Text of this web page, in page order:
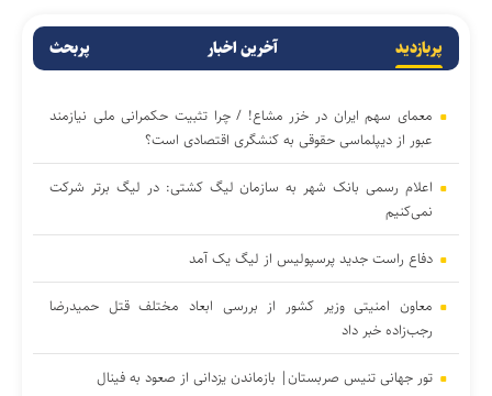
پربازدید آخرین اخبار پربحث
معمای سهم ایران در خزر مشاع! / چرا تثبیت حکمرانی ملی نیازمند
عبور از دیپلماسی حقوقی به کنشگری اقتصادی است؟
اعلام رسمی بانک شهر به سازمان لیگ کشتی: در لیگ برتر شرکت
نمی‌کنیم
دفاع راست جدید پرسپولیس از لیگ یک آمد
معاون امنیتی وزیر کشور از بررسی ابعاد مختلف قتل حمیدرضا
رجب‌زاده خبر داد
تور جهانی تنیس صربستان| بازماندن یزدانی از صعود به فینال